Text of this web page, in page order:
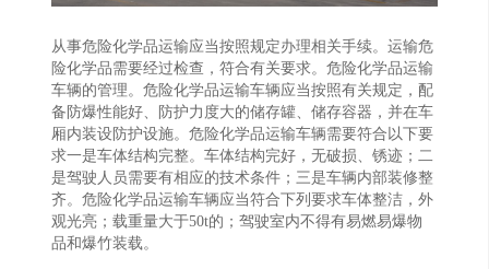
从事危险化学品运输应当按照规定办理相关手续。运输危
险化学品需要经过检查，符合有关要求。危险化学品运输
车辆的管理。危险化学品运输车辆应当按照有关规定，配
备防爆性能好、防护力度大的储存罐、储存容器，并在车
厢内装设防护设施。危险化学品运输车辆需要符合以下要
求一是车体结构完整。车体结构完好，无破损、锈迹；二
是驾驶人员需要有相应的技术条件；三是车辆内部装修整
齐。危险化学品运输车辆应当符合下列要求车体整洁，外
观光亮；载重量大于50t的；驾驶室内不得有易燃易爆物
品和爆竹装载。